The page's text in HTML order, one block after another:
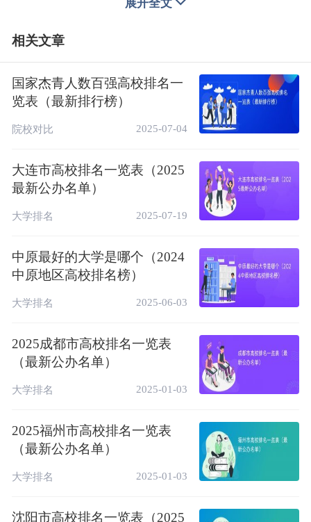
呢？下面，我们就来看一看青岛市高校实力排
名，看一看你的学校排名多少？
青岛市高校排名一览表（最新公办名单）
全国排
星
45 中国海洋大学
世界高水平大
学
79
中国石油大学(华
中国一流大学
124 山东科技大学
中国高水平大
学
135 4★
中国高水平大
152
青岛科技大学
区域一流大学
182
青岛农业大学
区域一流大学
201
青岛理工大学 3★ 区域—流大学
据榜单显示，一共有7所公办本科高校上榜！
其中，中国海洋大学综合实力最强、办学水平
最高、最具核心竞争力，全国排名第45名，
排行榜中位列前面那些高校，各有什么特色。
展开全文
相关文章
国家杰青人数百强高校排名一
览表（最新排行榜）
院校对比 2025-07-04
大连市高校排名一览表（2025
最新公办名单）
大学排名 2025-07-19
中原最好的大学是哪个（2024
中原地区高校排名榜）
大学排名 2025-06-03
2025成都市高校排名一览表
（最新公办名单）
大学排名 2025-01-03
2025福州市高校排名一览表
（最新公办名单）
大学排名 2025-01-03
沈阳市高校排名一览表（2025